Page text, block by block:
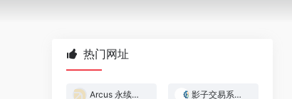
热门网址
Arcus 永续合约交易所 影子交易系统 — 跟着做市商赚钱